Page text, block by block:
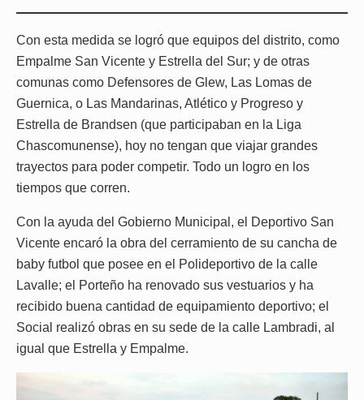
Con esta medida se logró que equipos del distrito, como
Empalme San Vicente y Estrella del Sur; y de otras
comunas como Defensores de Glew, Las Lomas de
Guernica, o Las Mandarinas, Atlético y Progreso y
Estrella de Brandsen (que participaban en la Liga
Chascomunense), hoy no tengan que viajar grandes
trayectos para poder competir. Todo un logro en los
tiempos que corren.
Con la ayuda del Gobierno Municipal, el Deportivo San
Vicente encaró la obra del cerramiento de su cancha de
baby futbol que posee en el Polideportivo de la calle
Lavalle; el Porteño ha renovado sus vestuarios y ha
recibido buena cantidad de equipamiento deportivo; el
Social realizó obras en su sede de la calle Lambradi, al
igual que Estrella y Empalme.